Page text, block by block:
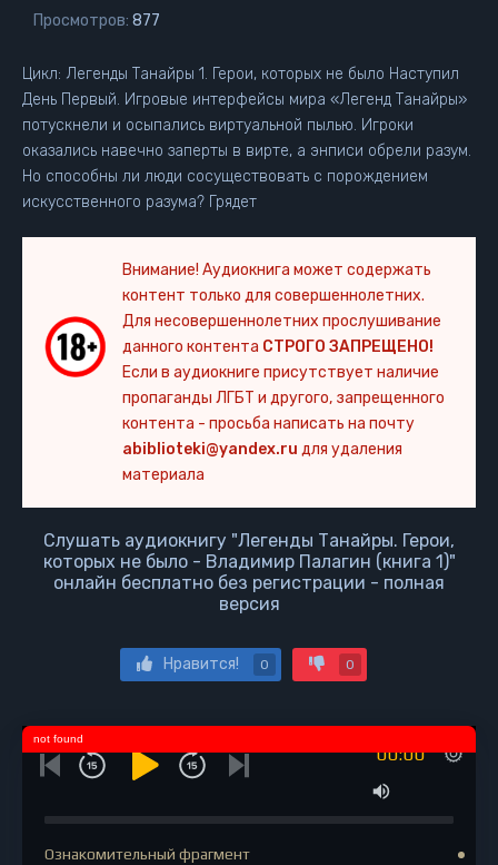
Просмотров: 877
Цикл: Легенды Танайры 1. Герои, которых не было Наступил
День Первый. Игровые интерфейсы мира «Легенд Танайры»
потускнели и осыпались виртуальной пылью. Игроки
оказались навечно заперты в вирте, а энписи обрели разум.
Но способны ли люди сосуществовать с порождением
искусственного разума? Грядет
Внимание! Аудиокнига может содержать
контент только для совершеннолетних.
Для несовершеннолетних прослушивание
данного контента СТРОГО ЗАПРЕЩЕНО!
Если в аудиокниге присутствует наличие
пропаганды ЛГБТ и другого, запрещенного
контента - просьба написать на почту
abiblioteki@yandex.ru для удаления
материала
Слушать аудиокнигу "Легенды Танайры. Герои,
которых не было - Владимир Палагин (книга 1)"
онлайн бесплатно без регистрации - полная
версия
Нравится! 0 0
00:00
Ознакомительный фрагмент
not found